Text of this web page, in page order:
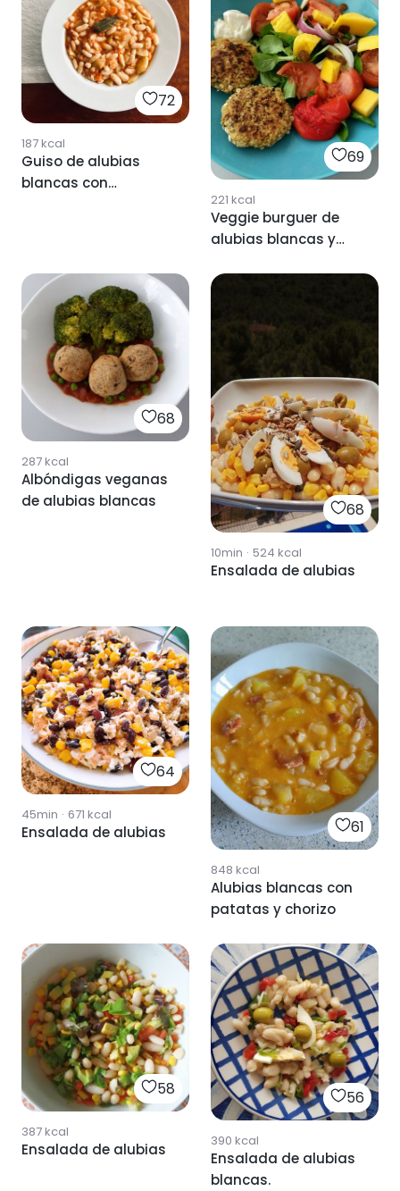
72
187kcal
Guiso de alubias
blancas con
69
221 kcal
Veggie burguer de
alubias blancas y
68
287kcal
Albóndigas veganas
de alubias blancas
68
10min · 524 kcal
Ensalada de alubias
64
45min · 671 kcal
Ensalada de alubias 61
848 kcal
Alubias blancas con
patatas y chorizo
58
387kcal
Ensalada de alubias
56
390 kcal
Ensalada de alubias
blancas.